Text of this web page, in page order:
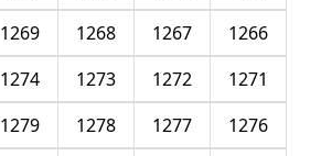
1266
1267
1268
1269
1271
1272
1273
1274
1276
1277
1278
1279